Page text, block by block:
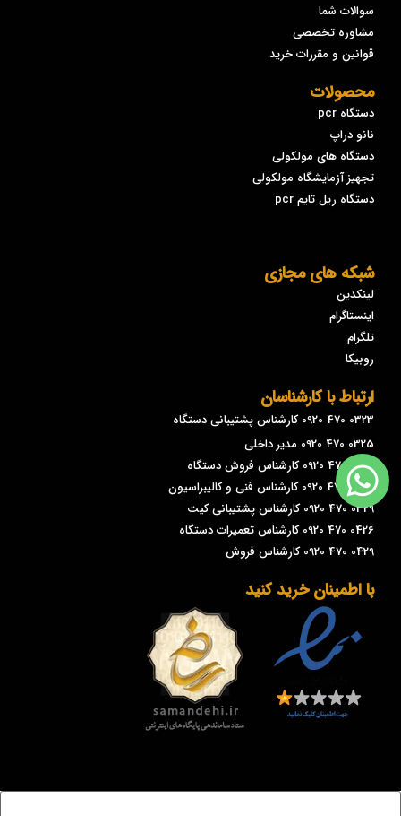
سوالات شما
مشاوره تخصصی
قوانین و مقررات خرید
محصولات
دستگاه pcr
نانو دراپ
دستگاه های مولکولی
تجهیز آزمایشگاه مولکولی
دستگاه ریل تایم pcr
شبکه های مجازی
لینکدین
اینستاگرام
تلگرام
روبیکا
ارتباط با کارشناسان
0323 470 0920 کارشناس پشتیبانی دستگاه
0325 470 0920 مدیر داخلی
0326 470 0920 کارشناس فروش دستگاه
0328 470 0920 کارشناس فنی و کالیبراسیون
0329 470 0920 کارشناس پشتیبانی کیت
0426 470 0920 کارشناس تعمیرات دستگاه
0429 470 0920 کارشناس فروش
با اطمینان خرید کنید